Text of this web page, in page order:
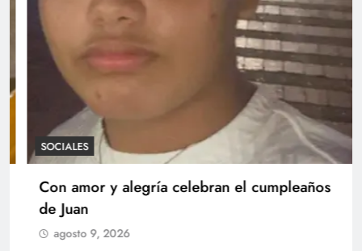
SOCIALES
Con amor y alegría celebran el cumpleaños
de Juan
agosto 9, 2026